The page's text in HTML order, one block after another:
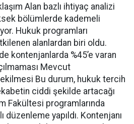
Alan bazlı ihtiyaç analizi
bölümlerde kademeli
Hukuk programları
alanlardan biri oldu.
kontenjanlarda %45’e varan
Mevcut
Bu durum, hukuk tercih
ciddi şekilde artacağı
Fakültesi programlarında
düzenleme yapıldı. Kontenjanı